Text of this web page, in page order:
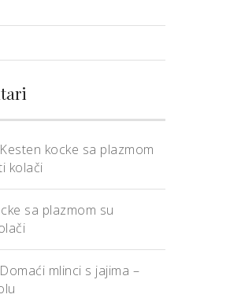
Kesten kocke sa plazmom
kolači
sa plazmom su
Domaći mlinci s jajima –